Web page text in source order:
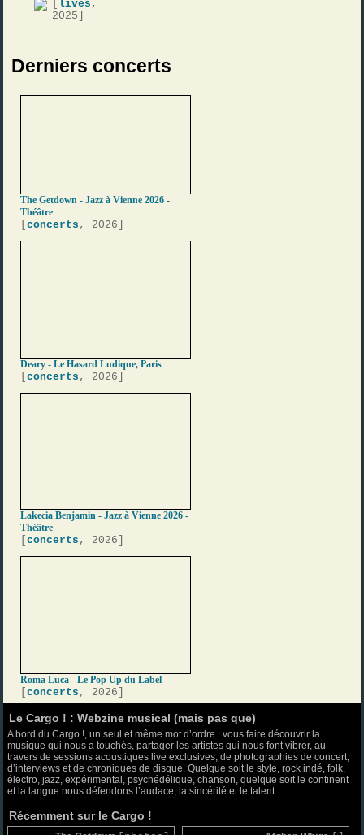
lives ,
2025]
Derniers concerts
The Getdown - Jazz à Vienne 2026 -
Théâtre
[concerts , 2026]
Deary - Le Hasard Ludique, Paris
[concerts , 2026]
Lakecia Benjamin - Jazz à Vienne 2026 -
Théâtre
[concerts , 2026]
Roma Luca - Le Pop Up du Label
[concerts , 2026]
Le Cargo ! : Webzine musical (mais pas que)
A bord du Cargo !, un seul et même mot d’ordre : vous faire découvrir la
musique qui nous a touchés, partager les artistes qui nous font vibrer, au
travers de sessions acoustiques live exclusives, de photographies de concert,
d’interviews et de chroniques de disque. Quelque soit le style, rock indé, folk,
électro, jazz, expérimental, psychédélique, chanson, quelque soit le continent
et la langue nous défendons l’audace, la sincérité et le talent.
Récemment sur le Cargo !